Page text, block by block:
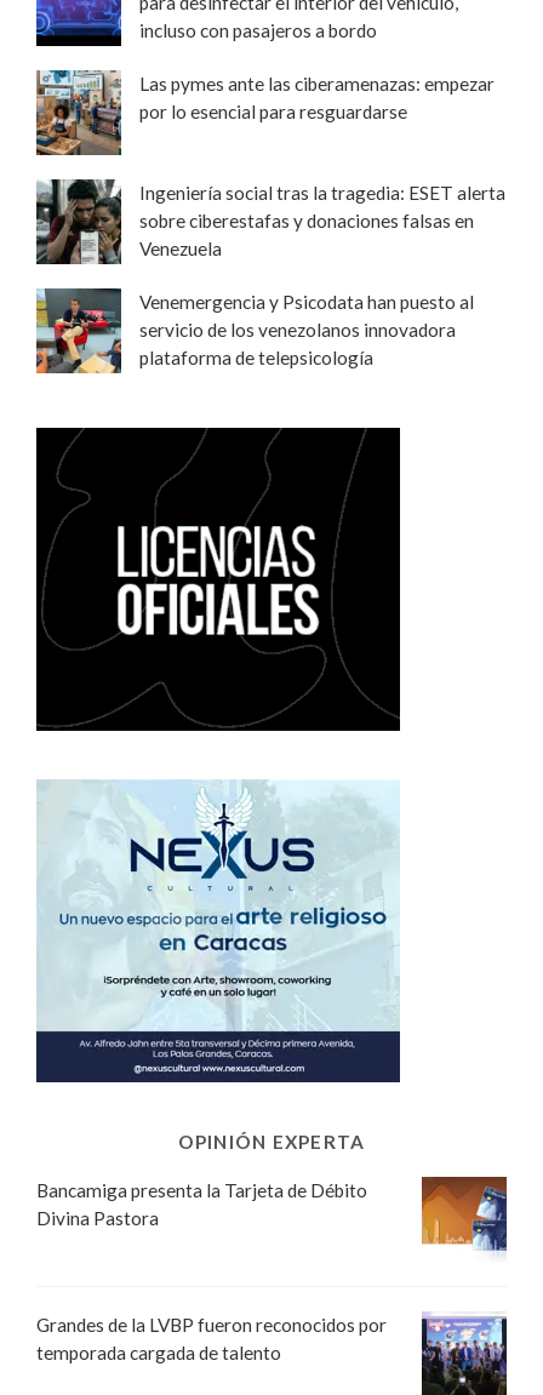
incluso con pasajeros a bordo
Las pymes ante las ciberamenazas: empezar
por lo esencial para resguardarse
Ingeniería social tras la tragedia: ESET alerta
sobre ciberestafas y donaciones falsas en
Venezuela
Venemergencia y Psicodata han puesto al
servicio de los venezolanos innovadora
plataforma de telepsicología
OPINIÓN EXPERTA
Bancamiga presenta la Tarjeta de Débito
Divina Pastora
Grandes de la LVBP fueron reconocidos por
temporada cargada de talento